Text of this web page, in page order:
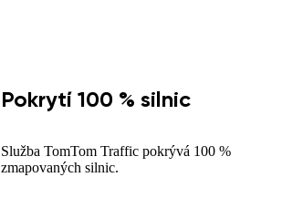
Pokrytí 100 % silnic
Služba TomTom Traffic pokrývá 100 %
zmapovaných silnic.